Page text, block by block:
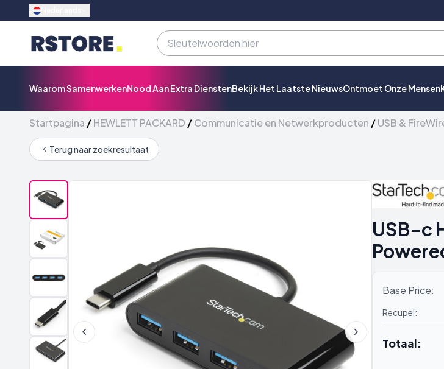
Waarom SamenwerkenNood Aan Extra DienstenBekijk Het Laatste NieuwsOntmoet Onze Mensen
Startpagina /HEWLETT PACKARD /Communicatie en Netwerkproducten /USB &
Terug naar zoekresultaat
USB-c
Base Price:
Recupel:
Totaal: